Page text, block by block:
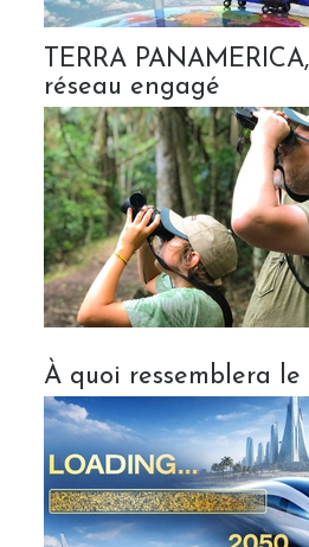
TERRA
réseau engagé
À quoi ressemblera